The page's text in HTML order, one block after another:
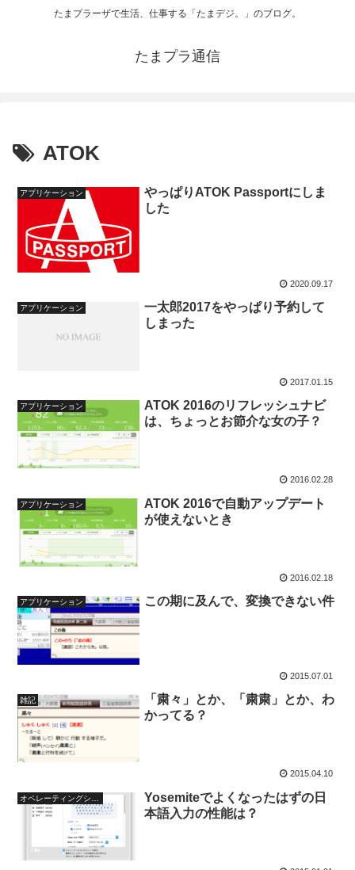
たまプラーザで生活、仕事する「たまデジ。」のブログ。
たまプラ通信
ATOK
アプリケーション
やっぱりATOK Passportにしま
した
2020.09.17
アプリケーション
一太郎2017をやっぱり予約して
しまった
2017.01.15
アプリケーション
ATOK 2016のリフレッシュナビ
は、ちょっとお節介な女の子？
2016.02.28
アプリケーション
ATOK 2016で自動アップデート
が使えないとき
2016.02.18
アプリケーション この期に及んで、変換できない件
2015.07.01
雑記
「粛々」とか、「粛粛」とか、わ
かってる？
2015.04.10
Yosemiteでよくなったはずの日
本語入力の性能は？